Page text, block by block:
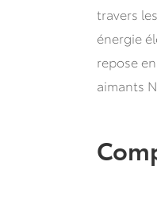
travers
énergie
repose
aimants